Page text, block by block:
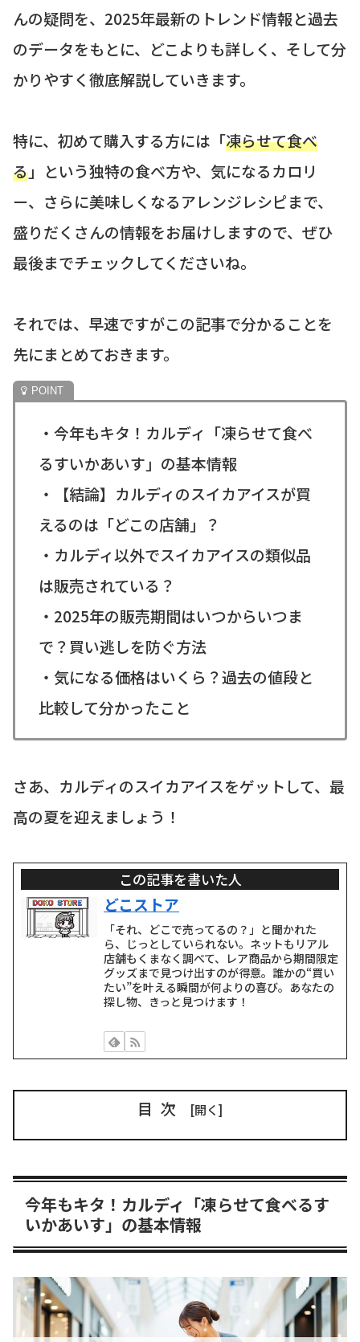
んの疑問を、2025年最新のトレンド情報と過去
のデータをもとに、どこよりも詳しく、そして分
かりやすく徹底解説していきます。
特に、初めて購入する方には「凍らせて食べ
る」という独特の食べ方や、気になるカロリ
ー、さらに美味しくなるアレンジレシピまで、
盛りだくさんの情報をお届けしますので、ぜひ
最後までチェックしてくださいね。
それでは、早速ですがこの記事で分かることを
先にまとめておきます。
・今年もキタ！カルディ「凍らせて食べ
るすいかあいす」の基本情報
・【結論】カルディのスイカアイスが買
えるのは「どこの店舗」？
・カルディ以外でスイカアイスの類似品
は販売されている？
・2025年の販売期間はいつからいつま
で？買い逃しを防ぐ方法
・気になる価格はいくら？過去の値段と
比較して分かったこと
さあ、カルディのスイカアイスをゲットして、最
高の夏を迎えましょう！
この記事を書いた人
どこストア
「それ、どこで売ってるの？」と聞かれた
ら、じっとしていられない。ネットもリアル
店舗もくまなく調べて、レア商品から期間限定
グッズまで見つけ出すのが得意。誰かの“買い
たい”を叶える瞬間が何よりの喜び。あなたの
探し物、きっと見つけます！
目次
今年もキタ！カルディ「凍らせて食べるす
いかあいす」の基本情報